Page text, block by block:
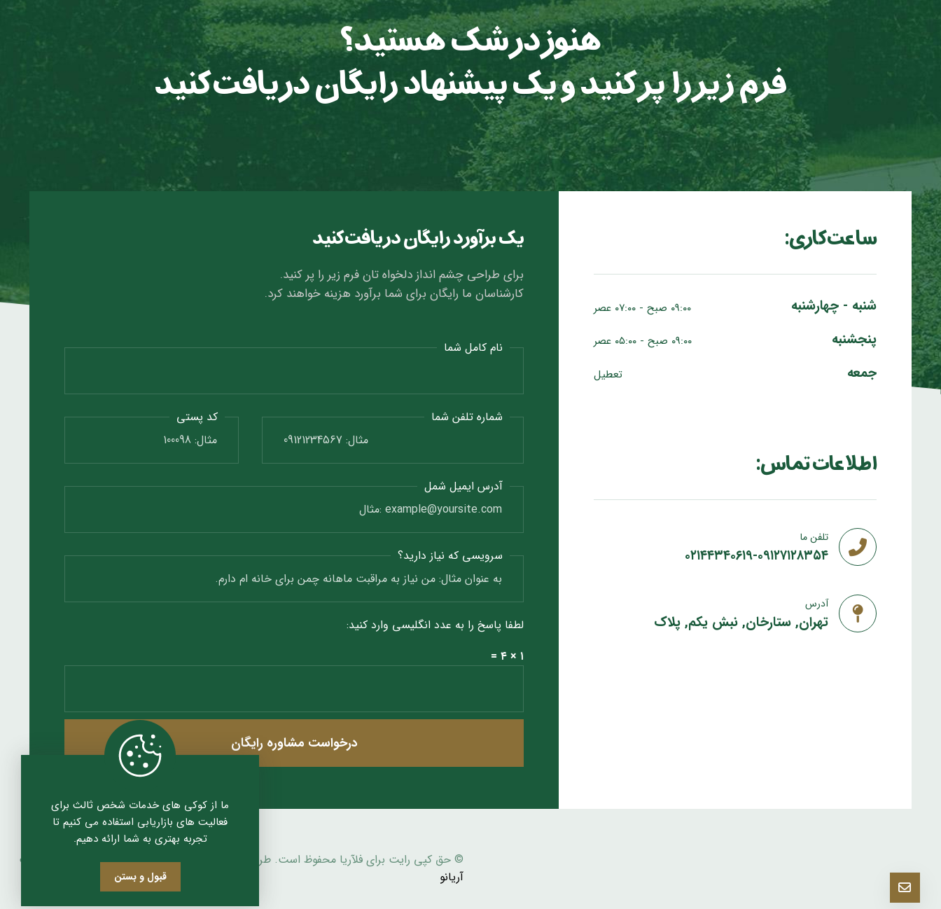
هنوز در شک هستید؟
فرم زیر را پر کنید و یک پیشنهاد رایگان دریافت کنید
ساعت کاری:
شنبه - چهارشنبه ۰۹:۰۰ صبح - ۰۷:۰۰ عصر
پنجشنبه ۰۹:۰۰ صبح - ۰۵:۰۰ عصر
جمعه تعطیل
اطلاعات تماس:
تلفن ما
۰۲۱۴۴۳۴۰۶۱۹-۰۹۱۲۷۱۲۸۳۵۴
آدرس
تهران, ستارخان, نبش یکم, پلاک
یک برآورد رایگان دریافت کنید
برای طراحی چشم انداز دلخواه تان فرم زیر را پر کنید.
کارشناسان ما رایگان برای شما برآورد هزینه خواهند کرد.
نام کامل شما
شماره تلفن شما کد پستی
آدرس ایمیل شمل
سرویسی که نیاز دارید؟
لطفا پاسخ را به عدد انگلیسی وارد کنید:
۱ × ۴ =
درخواست مشاوره رایگان
© حق کپی رایت برای فلآریا محفوظ است. طراحی شده توسط آریا بیات زاده ، آژانس طراحی سایت
آریانو
ما از کوکی های خدمات شخص ثالث برای
فعالیت های بازاریابی استفاده می کنیم تا
تجربه بهتری به شما ارائه دهیم.
قبول و بستن